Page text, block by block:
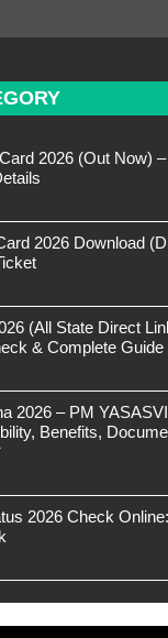
2026 (Out Now)
2026 Download
2026 (All State Direct
& Complete Guide
2026 – PM
Benefits,
2026 Check